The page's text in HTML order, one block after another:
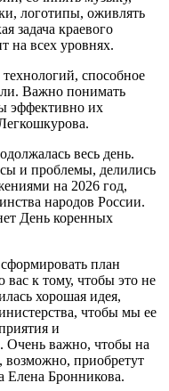
логотипы, оживлять
задача краевого
на всех уровнях.
способное
Важно понимать
эффективно их
весь день.
и проблемы, делились
на 2026 год,
народов России.
День коренных
план
к тому, чтобы это не
хорошая идея,
чтобы мы ее
и
Очень важно, чтобы на
возможно, приобретут
Бронникова.